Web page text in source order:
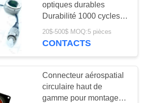
optiques durables
Durabilité 1000 cycles
d'accouplement
20$-500$ MOQ:5 pièces
CONTACTS
Connecteur aérospatial
circulaire haut de
gamme pour montage